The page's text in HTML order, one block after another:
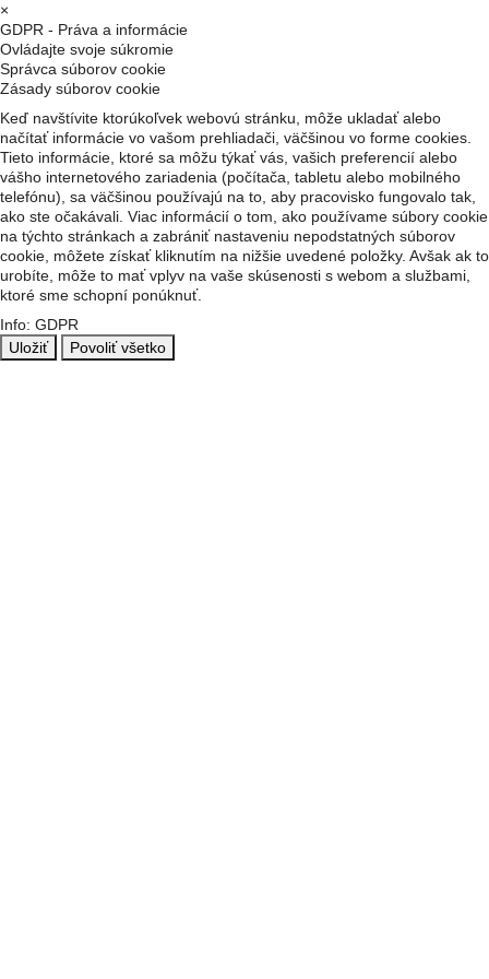
×
GDPR - Práva a informácie
Ovládajte svoje súkromie
Správca súborov cookie
Zásady súborov cookie
Keď navštívite ktorúkoľvek webovú stránku, môže ukladať alebo
načítať informácie vo vašom prehliadači, väčšinou vo forme cookies.
Tieto informácie, ktoré sa môžu týkať vás, vašich preferencií alebo
vášho internetového zariadenia (počítača, tabletu alebo mobilného
telefónu), sa väčšinou používajú na to, aby pracovisko fungovalo tak,
ako ste očakávali. Viac informácií o tom, ako používame súbory cookie
na týchto stránkach a zabrániť nastaveniu nepodstatných súborov
cookie, môžete získať kliknutím na nižšie uvedené položky. Avšak ak to
urobíte, môže to mať vplyv na vaše skúsenosti s webom a službami,
ktoré sme schopní ponúknuť.
Info: GDPR
Uložiť
Povoliť všetko